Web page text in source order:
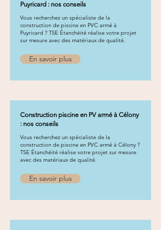
Puyricard : nos conseils
Vous recherchez un spécialiste de la
construction de piscine en PVC armé à
Puyricard ? TSE Étanchéité réalise votre projet
sur mesure avec des matériaux de qualité.
En savoir plus
Construction piscine en PV armé à Célony
: nos conseils
Vous recherchez un spécialiste de la
construction de piscine en PVC armé à Célony ?
TSE Étanchéité réalise votre projet sur mesure
avec des matériaux de qualité.
En savoir plus